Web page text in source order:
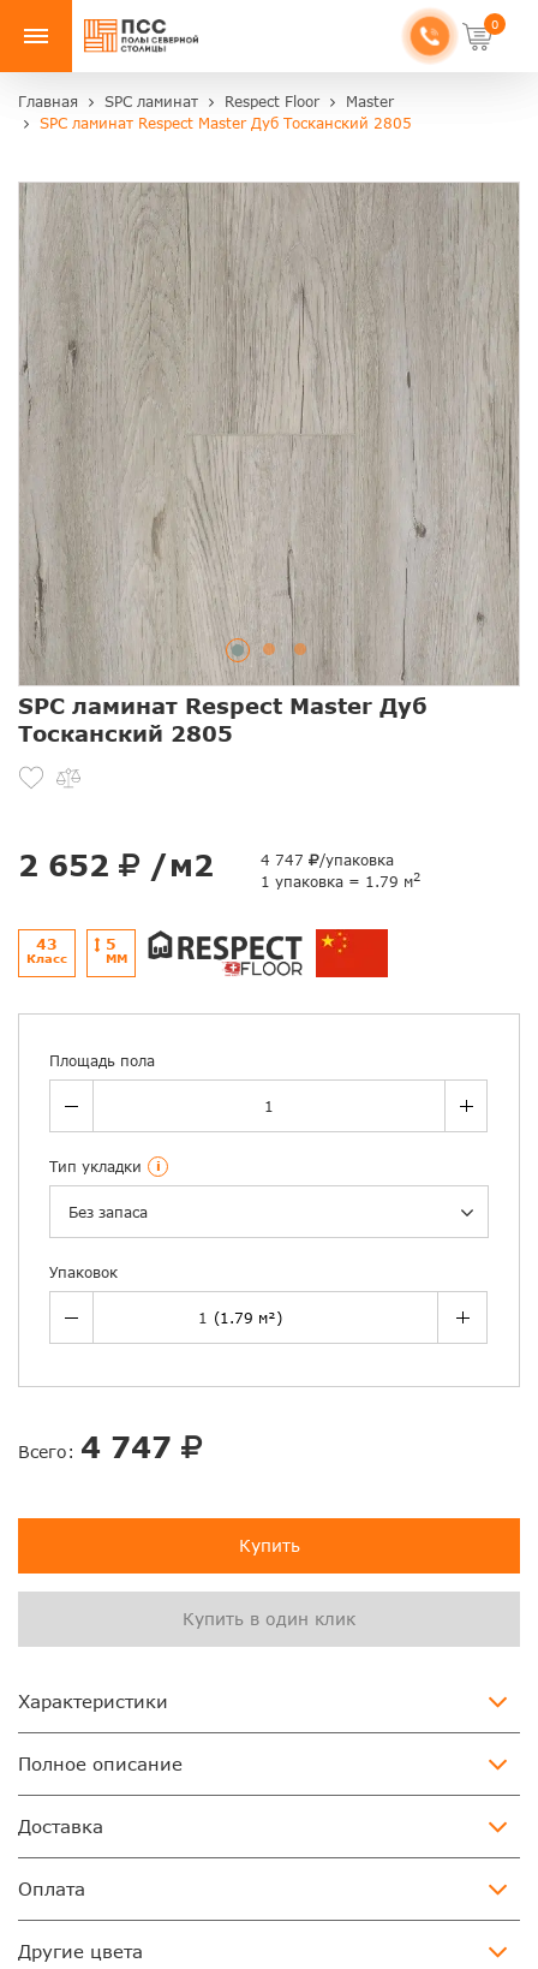
0
Главная SPC ламинат Respect Floor
Master
SPC ламинат Respect Master Дуб Тосканский 2805
SPC ламинат Respect Master Дуб
Тосканский 2805
2 652 /м2 4 747
/упаковка
1 упаковка = 1.79 м2
43
Класс
5
ММ
Площадь пола
Тип укладки i
Без запаса
Упаковок
Всего: 4 747
Купить
Купить в один клик
Характеристики
Полное описание
Доставка
Оплата
Другие цвета